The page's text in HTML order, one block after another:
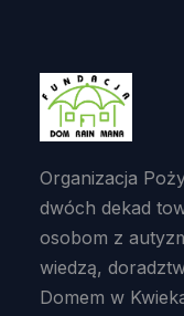
Organizacja
dwóch dekad
osobom z
wiedzą,
Domem w